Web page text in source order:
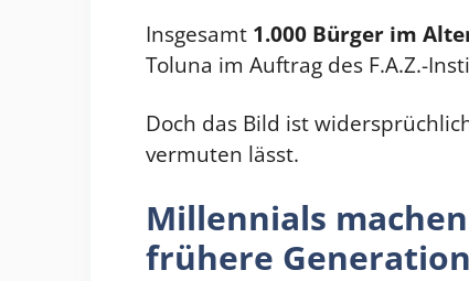
Insgesamt 1.000 Bürger im
Toluna im Auftrag des F.A.Z.-
Doch das Bild ist
vermuten lässt.
Millennials
frühere